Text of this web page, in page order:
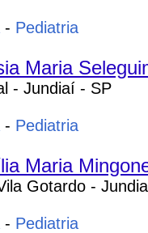
- Pediatria
Maria
- Jundiaí - SP
- Pediatria
Maria
Gotardo -
- Pediatria